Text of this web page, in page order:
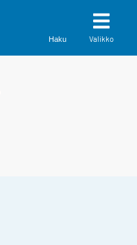
Haku Valikko